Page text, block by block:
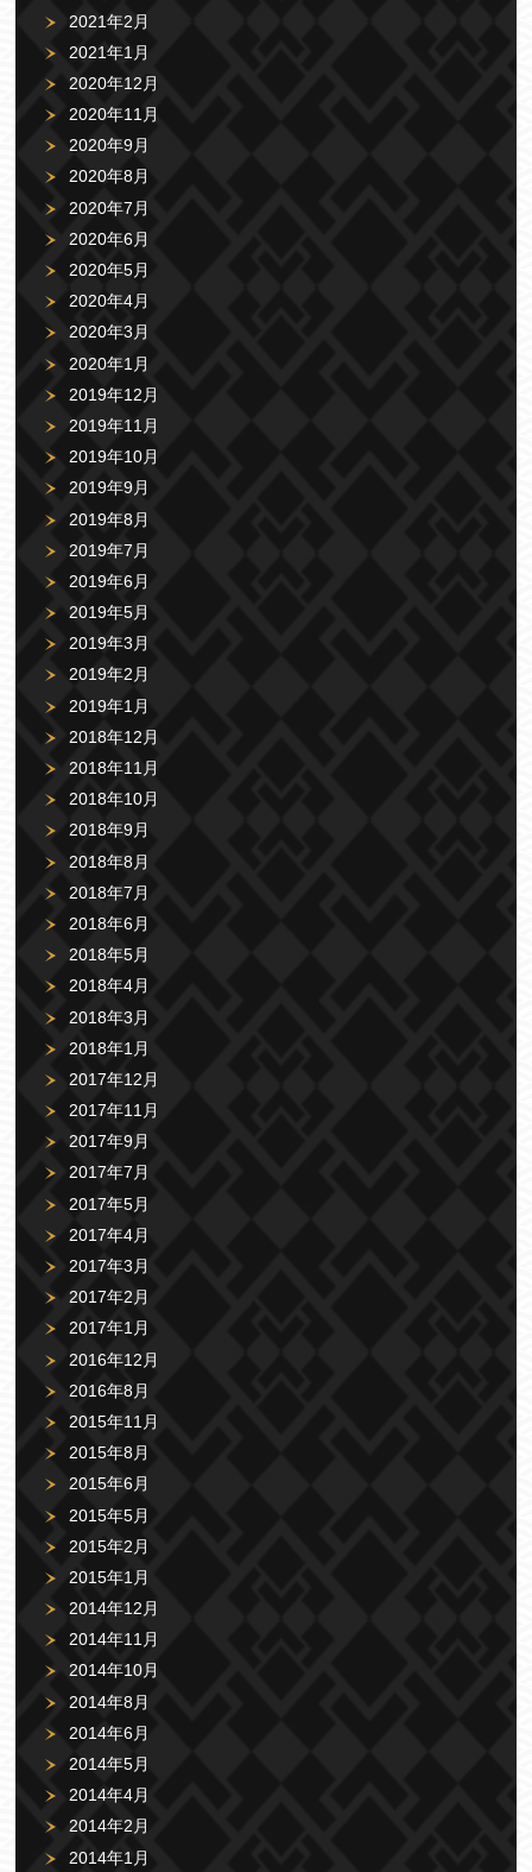
2021年2月
2021年1月
2020年12月
2020年11月
2020年9月
2020年8月
2020年7月
2020年6月
2020年5月
2020年4月
2020年3月
2020年1月
2019年12月
2019年11月
2019年10月
2019年9月
2019年8月
2019年7月
2019年6月
2019年5月
2019年3月
2019年2月
2019年1月
2018年12月
2018年11月
2018年10月
2018年9月
2018年8月
2018年7月
2018年6月
2018年5月
2018年4月
2018年3月
2018年1月
2017年12月
2017年11月
2017年9月
2017年7月
2017年5月
2017年4月
2017年3月
2017年2月
2017年1月
2016年12月
2016年8月
2015年11月
2015年8月
2015年6月
2015年5月
2015年2月
2015年1月
2014年12月
2014年11月
2014年10月
2014年8月
2014年6月
2014年5月
2014年4月
2014年2月
2014年1月